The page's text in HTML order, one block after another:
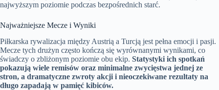
najwyższym poziomie podczas bezpośrednich starć.
Najważniejsze Mecze i Wyniki
Piłkarska rywalizacja między Austrią a Turcją jest pełna emocji i pasji.
Mecze tych drużyn często kończą się wyrównanymi wynikami, co
świadczy o zbliżonym poziomie obu ekip. Statystyki ich spotkań
pokazują wiele remisów oraz minimalne zwycięstwa jednej ze
stron, a dramatyczne zwroty akcji i nieoczekiwane rezultaty na
długo zapadają w pamięć kibiców.